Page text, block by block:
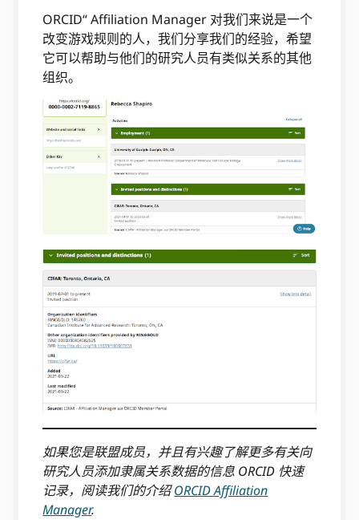
ORCID“ Affiliation Manager 对我们来说是一个
改变游戏规则的人，我们分享我们的经验，希望
它可以帮助与他们的研究人员有类似关系的其他
组织。
如果您是联盟成员，并且有兴趣了解更多有关向
研究人员添加隶属关系数据的信息 ORCID 快速
记录，阅读我们的介绍ORCID Affiliation
Manager.